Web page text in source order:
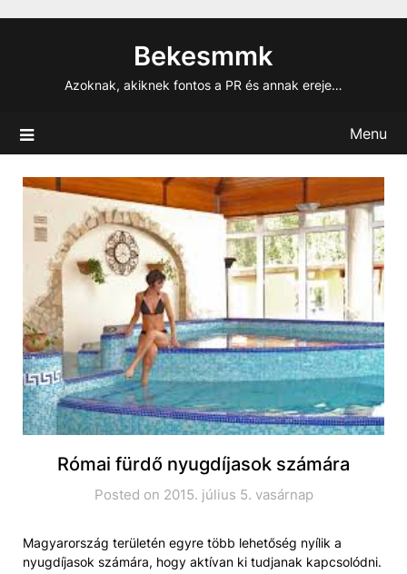
Bekesmmk
Azoknak, akiknek fontos a PR és annak ereje…
Menu
Római fürdő nyugdíjasok számára
Posted on 2015. július 5. vasárnap
Magyarország területén egyre több lehetőség nyílik a
nyugdíjasok számára, hogy aktívan ki tudjanak kapcsolódni.